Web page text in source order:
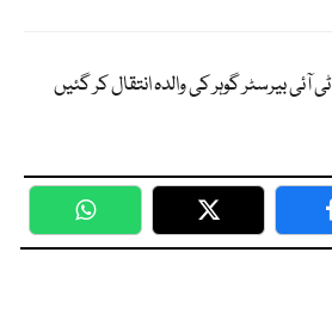
آئی بیرسٹر گوہر کی والدہ انتقال کر گئیں
WhatsApp Twitter